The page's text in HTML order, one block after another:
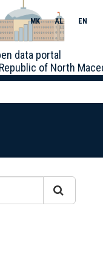
data portal
of North
MK AL EN